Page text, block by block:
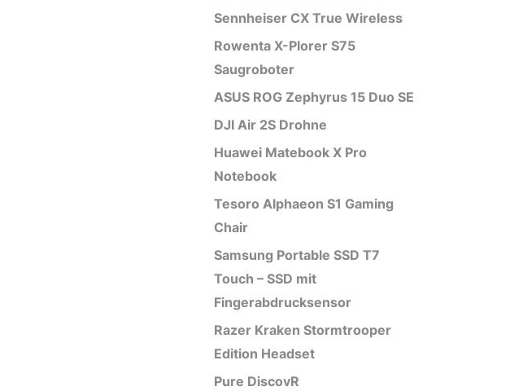
Sennheiser CX True Wireless
Rowenta X-Plorer S75
Saugroboter
ASUS ROG Zephyrus 15 Duo SE
DJI Air 2S Drohne
Huawei Matebook X Pro
Notebook
Tesoro Alphaeon S1 Gaming
Chair
Samsung Portable SSD T7
Touch – SSD mit
Fingerabdrucksensor
Razer Kraken Stormtrooper
Edition Headset
Pure DiscovR